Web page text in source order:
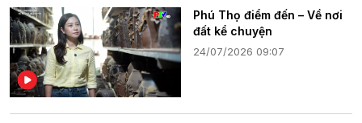
Phú Thọ điểm đến – Về nơi
đất kể chuyện
24/07/2026 09:07